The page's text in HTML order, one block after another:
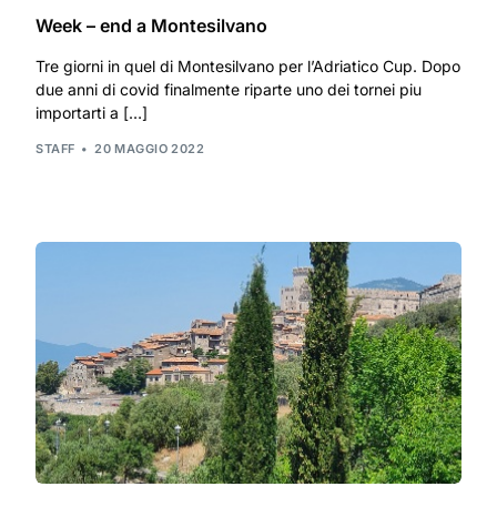
Week – end a Montesilvano
Tre giorni in quel di Montesilvano per l’Adriatico Cup. Dopo
due anni di covid finalmente riparte uno dei tornei piu
importarti a […]
STAFF 20 MAGGIO 2022